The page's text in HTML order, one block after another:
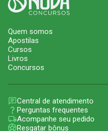
Quem somos
Apostilas
Cursos
Livros
Concursos
Central de atendimento
Perguntas frequentes
Acompanhe seu pedido
Resgatar bônus